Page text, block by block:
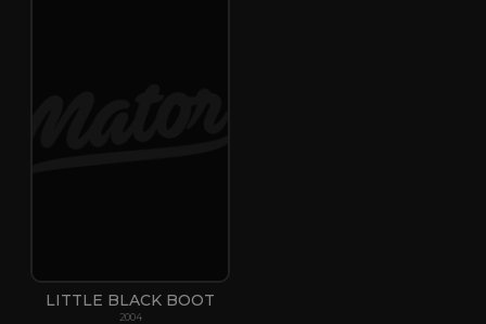
LITTLE BLACK BOOT
2004